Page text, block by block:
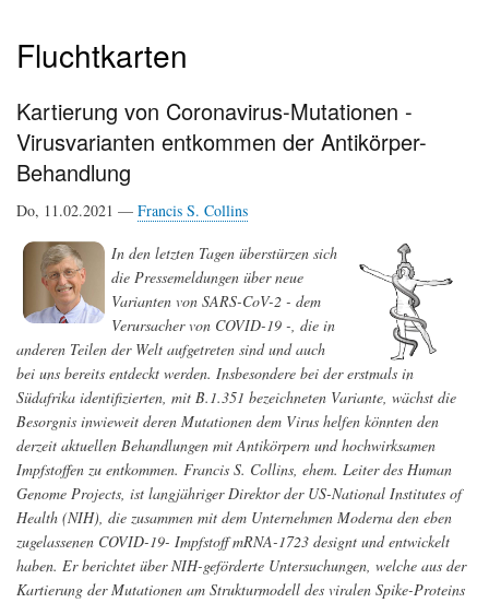
Fluchtkarten
Kartierung von Coronavirus-Mutationen -
Virusvarianten entkommen der Antikörper-
Behandlung
Do, 11.02.2021 — Francis S. Collins
In den letzten Tagen überstürzen sich
die Pressemeldungen über neue
Varianten von SARS-CoV-2 - dem
Verursacher von COVID-19 -, die in
anderen Teilen der Welt aufgetreten sind und auch
bei uns bereits entdeckt werden. Insbesondere bei der erstmals in
Südafrika identifizierten, mit B.1.351 bezeichneten Variante, wächst die
Besorgnis inwieweit deren Mutationen dem Virus helfen könnten den
derzeit aktuellen Behandlungen mit Antikörpern und hochwirksamen
Impfstoffen zu entkommen. Francis S. Collins, ehem. Leiter des Human
Genome Projects, ist langjähriger Direktor der US-National Institutes of
Health (NIH), die zusammen mit dem Unternehmen Moderna den eben
zugelassenen COVID-19- Impfstoff mRNA-1723 designt und entwickelt
haben. Er berichtet über NIH-geförderte Untersuchungen, welche aus der
Kartierung der Mutationen am Strukturmodell des viralen Spike-Proteins